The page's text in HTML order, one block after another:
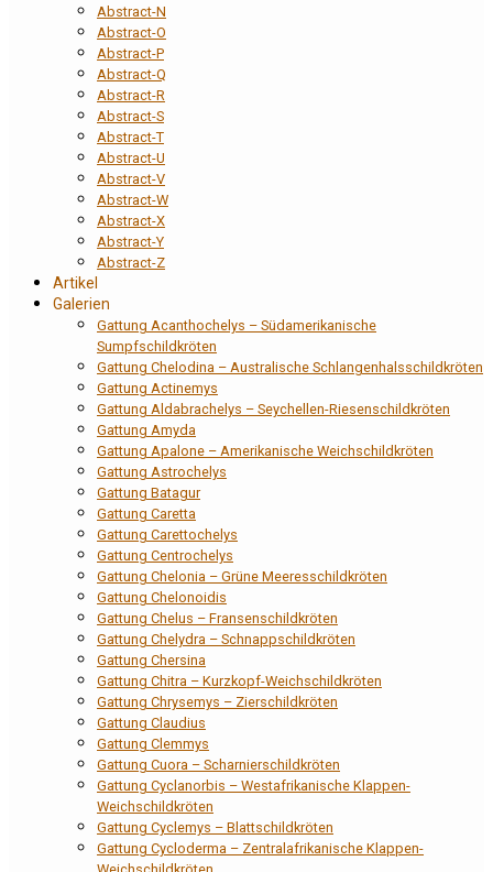
Abstract-N
Abstract-O
Abstract-P
Abstract-Q
Abstract-R
Abstract-S
Abstract-T
Abstract-U
Abstract-V
Abstract-W
Abstract-X
Abstract-Y
Abstract-Z
Artikel
Galerien
Gattung Acanthochelys – Südamerikanische
Sumpfschildkröten
Gattung Chelodina – Australische Schlangenhalsschildkröten
Gattung Actinemys
Gattung Aldabrachelys – Seychellen-Riesenschildkröten
Gattung Amyda
Gattung Apalone – Amerikanische Weichschildkröten
Gattung Astrochelys
Gattung Batagur
Gattung Caretta
Gattung Carettochelys
Gattung Centrochelys
Gattung Chelonia – Grüne Meeresschildkröten
Gattung Chelonoidis
Gattung Chelus – Fransenschildkröten
Gattung Chelydra – Schnappschildkröten
Gattung Chersina
Gattung Chitra – Kurzkopf-Weichschildkröten
Gattung Chrysemys – Zierschildkröten
Gattung Claudius
Gattung Clemmys
Gattung Cuora – Scharnierschildkröten
Gattung Cyclanorbis – Westafrikanische Klappen-
Weichschildkröten
Gattung Cyclemys – Blattschildkröten
Gattung Cycloderma – Zentralafrikanische Klappen-